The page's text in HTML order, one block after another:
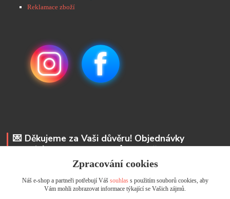
Reklamace zboží
💌 Děkujeme za Vaši důvěru! Objednávky
odesíláme do 48 hodin. 📩 Na vaše e-maily
odpovíme do 24 hodin.
Andrea Kyselová DiS.
+ 420 737 352 681
Zpracování cookies
Náš e-shop a partneři potřebují Váš souhlass použitím souborů cookies, aby
Vám mohli zobrazovat informace týkající se Vašich zájmů.